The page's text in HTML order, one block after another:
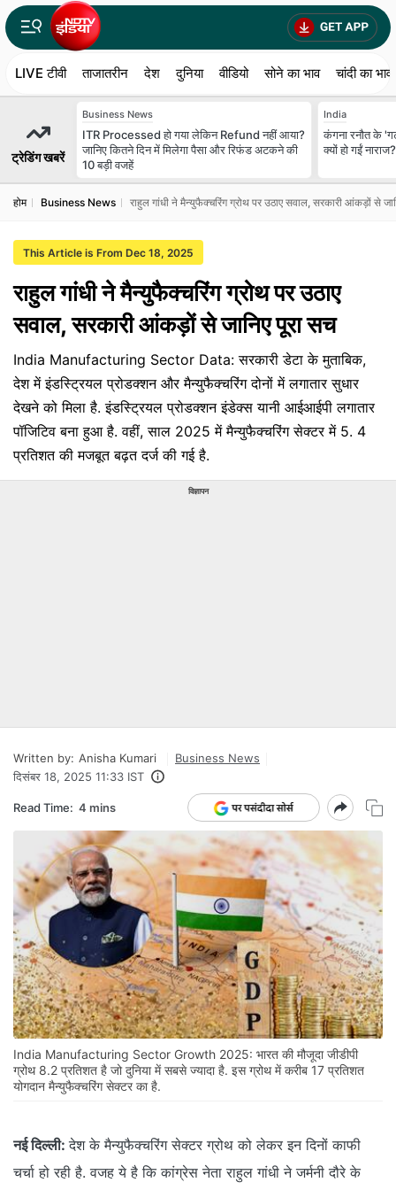
LIVE टीवी ताजातरीन देश दुनिया वीडियो सोने का भाव चांदी का भाव
ट्रेडिंग खबरें
Business News
ITR Processed हो गया लेकिन Refund नहीं आया?
जानिए कितने दिन में मिलेगा पैसा और रिफंड अटकने की
10 बड़ी वजहें
India
कंगना रनौत के
क्यों हो गईं नाराज?
होम Business News राहुल गांधी ने मैन्युफैक्चरिंग ग्रोथ पर उठाए सवाल, सरकारी आंकड़ों से
This Article is From Dec 18, 2025
राहुल गांधी ने मैन्युफैक्चरिंग ग्रोथ पर उठाए
सवाल, सरकारी आंकड़ों से जानिए पूरा सच
India Manufacturing Sector Data: सरकारी डेटा के मुताबिक,
देश में इंडस्ट्रियल प्रोडक्शन और मैन्युफैक्चरिंग दोनों में लगातार सुधार
देखने को मिला है. इंडस्ट्रियल प्रोडक्शन इंडेक्स यानी आईआईपी लगातार
पॉजिटिव बना हुआ है. वहीं, साल 2025 में मैन्युफैक्चरिंग सेक्टर में 5. 4
प्रतिशत की मजबूत बढ़त दर्ज की गई है.
विज्ञापन
Written by: Anisha Kumari
Business News
दिसंबर 18, 2025 11:33 IST
Read Time: 4 mins
India Manufacturing Sector Growth 2025: भारत की मौजूदा जीडीपी
ग्रोथ 8.2 प्रतिशत है जो दुनिया में सबसे ज्यादा है. इस ग्रोथ में करीब 17 प्रतिशत
योगदान मैन्युफैक्चरिंग सेक्टर का है.
नई दिल्ली: देश के मैन्युफैक्चरिंग सेक्टर ग्रोथ को लेकर इन दिनों काफी
चर्चा हो रही है. वजह ये है कि कांग्रेस नेता राहुल गांधी ने जर्मनी दौरे के